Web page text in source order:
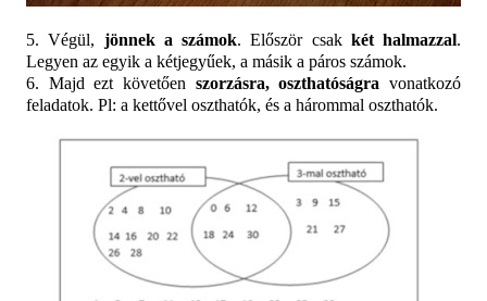
5. Végül, jönnek a számok. Először csak két halmazzal.
Legyen az egyik a kétjegyűek, a másik a páros számok.
6. Majd ezt követően szorzásra, oszthatóságravonatkozó
feladatok. Pl: a kettővel oszthatók, és a hárommal oszthatók.